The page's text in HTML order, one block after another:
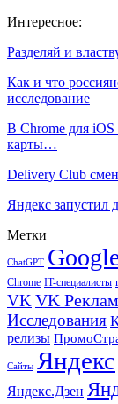
Интересное:
Разделяй и
Как и что
исследование
В Chrome для
карты…
Delivery Club
Яндекс запустил
Метки
ChatGPT
Chrome IT-специалисты
VK VK
Исследования
релизы
Сайты Яндекс
Яндекс.Дзен